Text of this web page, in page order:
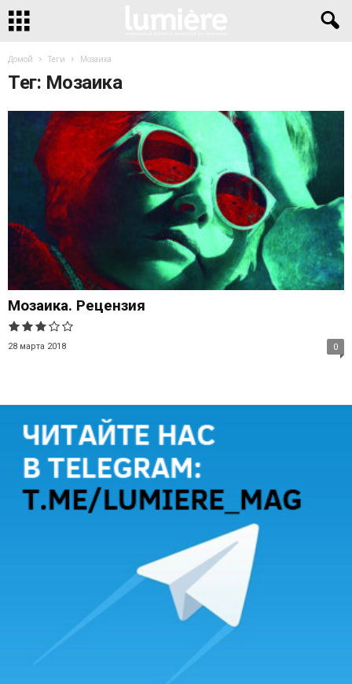
Домой Теги Мозаика
Тег: Мозаика
Мозаика. Рецензия
28 марта 2018 0